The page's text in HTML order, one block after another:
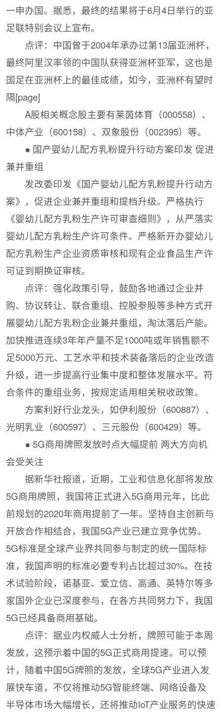
一申办国。据悉，最终的结果将于6月4日举行的亚
足联特别会议上宣布。
点评：中国曾于2004年承办过第13届亚洲杯，
最终阿里汉率领的中国队获得亚洲杯亚军，这也是
国足在亚洲杯上的最佳成绩，如今，亚洲杯有望时
隔[page]
A股相关概念股主要有莱茵体育（000558）、
中体产业（600158）、双象股份（002395）等。
● 国产婴幼儿配方乳粉提升行动方案印发 促进
兼并重组
发改委印发《国产婴幼儿配方乳粉提升行动方
案》，促进企业兼并重组和提档升级。严格执行
《婴幼儿配方乳粉生产许可审查细则》，从严落实
婴幼儿配方乳粉生产许可条件。严格新开办婴幼儿
配方乳粉生产企业资质审核和现有企业食品生产许
可证到期换证审核。
点评：强化政策引导，鼓励各地通过企业并
购、协议转让、联合重组、控股参股等多种方式开
展婴幼儿配方乳粉企业兼并重组，淘汰落后产能。
加快推进连续3年年产量不足1000吨或年销售额不
足5000万元、工艺水平和技术装备落后的企业改造
升级，进一步提高行业集中度和整体发展水平。符
合条件的重组业务，按规定适用相关税收政策。
方案利好行业龙头，如伊利股份（600887）、
光明乳业（600597）、三元股份（600429）等。
● 5G商用牌照发放时点大幅提前 两大方向机
会受关注
据新华社报道，近期，工业和信息化部将发放
5G商用牌照，我国将正式进入5G商用元年，比此
前规划的2020年商用提前了一年。坚持自主创新与
开放合作相结合，我国5G产业已建立竞争优势。
5G标准是全球产业界共同参与制定的统一国际标
准，我国声明的标准必要专利占比超过30%。在技
术试验阶段，诺基亚、爱立信、高通、英特尔等多
家国外企业已深度参与，在各方共同努力下，我国
5G已经具备商用基础。
点评：据业内权威人士分析，牌照可能于本周
发放，这预示着中国的5G正式商用提速。可以预
计，随着中国5G牌照的发放，全球5G产业进入发
展快车道，不仅将推动5G智能终端、网络设备及
半导体市场大幅增长，还将推动IoT产业服务的快速